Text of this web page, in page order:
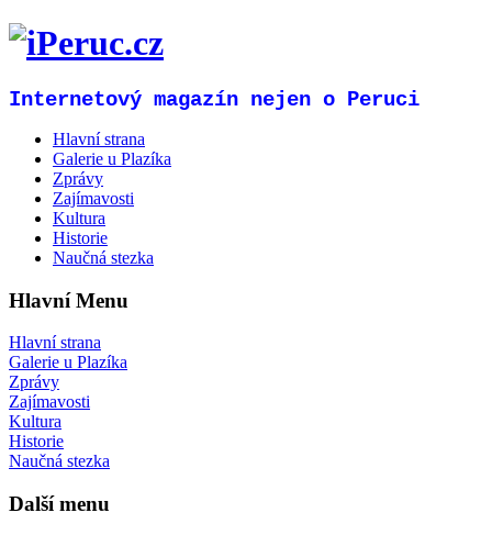
Internetový magazín nejen o Peruci
Hlavní strana
Galerie u Plazíka
Zprávy
Zajímavosti
Kultura
Historie
Naučná stezka
Hlavní Menu
Hlavní strana
Galerie u Plazíka
Zprávy
Zajímavosti
Kultura
Historie
Naučná stezka
Další menu